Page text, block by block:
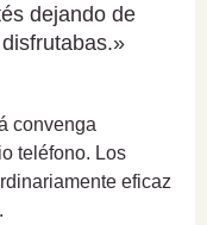
dejando de
convenga
teléfono. Los
eficaz